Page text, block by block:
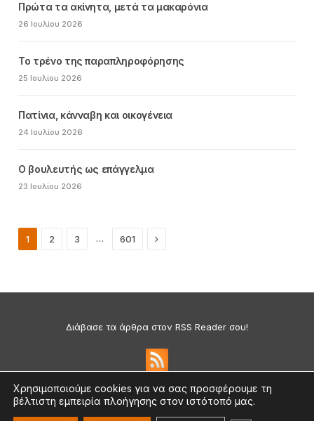
Πρώτα τα ακίνητα, μετά τα μακαρόνια
26 Ιουλίου 2026
Το τρένο της παραπληροφόρησης
25 Ιουλίου 2026
Πατίνια, κάνναβη και οικογένεια
24 Ιουλίου 2026
Ο βουλευτής ως επάγγελμα
23 Ιουλίου 2026
1 2 3 … 601 Next
Διάβασε τα άρθρα στον RSS Reader σου!
Πολιτική Απορρήτου & Cookies
Χρησιμοποιούμε cookies για να σας προσφέρουμε τη
βέλτιστη εμπειρία πλοήγησης στον ιστότοπό μας.